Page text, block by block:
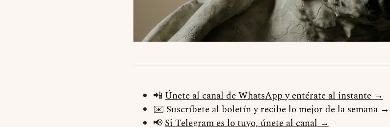
📲 Únete al canal de WhatsApp y entérate al instante →
✉️ Suscríbete al boletín y recibe lo mejor de la semana →
📢Si Telegram es lo tuyo, únete al canal →